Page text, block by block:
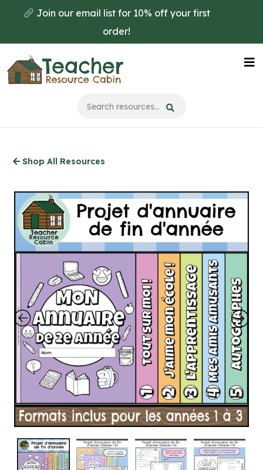
main
content
Join our email list for 10% off your first
order!
Shop All Resources